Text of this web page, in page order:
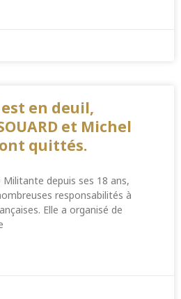
en deuil,
et Michel
ont quittés.
Militante depuis ses 18 ans,
responsabilités à
Elle a organisé de